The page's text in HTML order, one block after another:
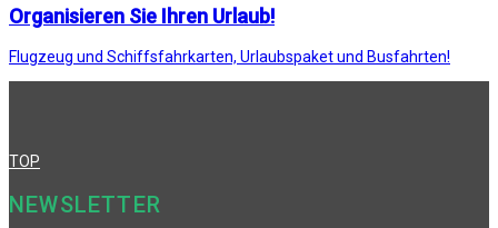
Organisieren Sie Ihren Urlaub!
Flugzeug und Schiffsfahrkarten, Urlaubspaket und Busfahrten!
TOP
NEWSLETTER